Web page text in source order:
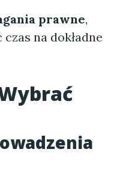
prawne,
na dokładne